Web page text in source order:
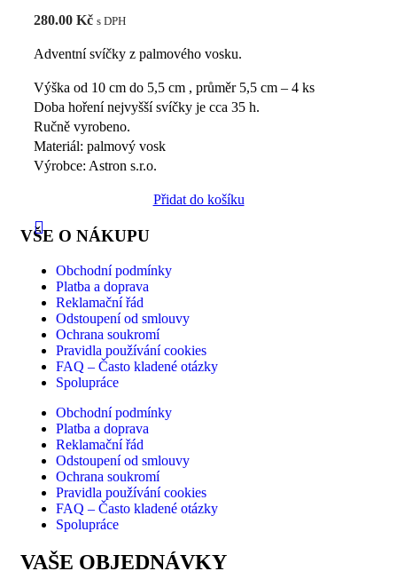
280.00 Kč s DPH
Adventní svíčky z palmového vosku.
Výška od 10 cm do 5,5 cm , průměr 5,5 cm – 4 ks
Doba hoření nejvyšší svíčky je cca 35 h.
Ručně vyrobeno.
Materiál: palmový vosk
Výrobce: Astron s.r.o.
Přidat do košíku
VŠE O NÁKUPU
Obchodní podmínky
Platba a doprava
Reklamační řád
Odstoupení od smlouvy
Ochrana soukromí
Pravidla používání cookies
FAQ – Často kladené otázky
Spolupráce
Obchodní podmínky
Platba a doprava
Reklamační řád
Odstoupení od smlouvy
Ochrana soukromí
Pravidla používání cookies
FAQ – Často kladené otázky
Spolupráce
VAŠE OBJEDNÁVKY